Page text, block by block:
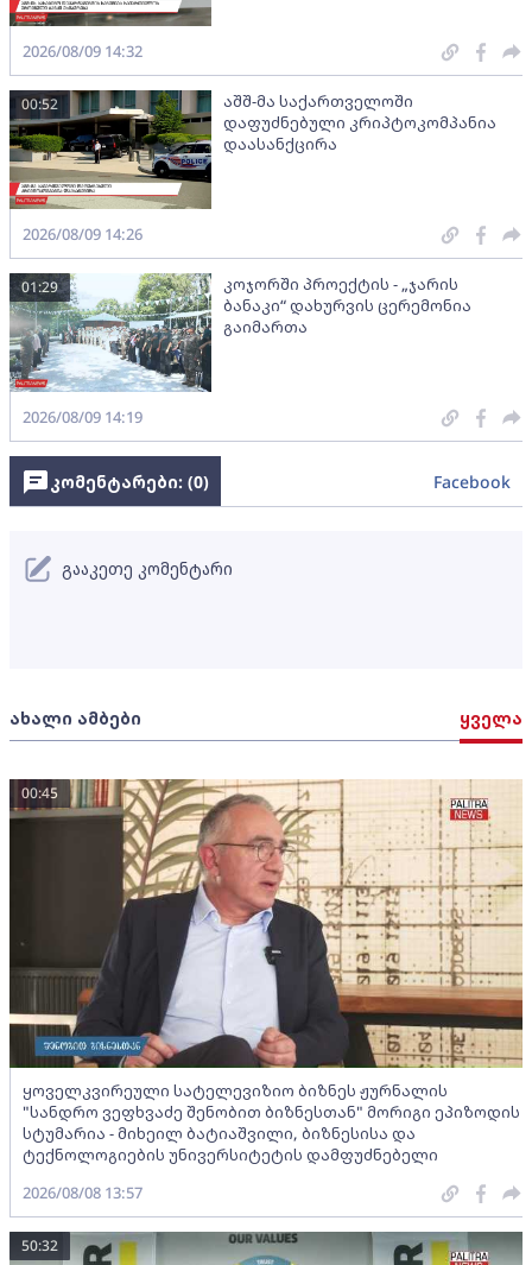
2026/08/09 14:32
აშშ-მა საქართველოში
დაფუძნებული კრიპტოკომპანია
დაასანქცირა
00:52
2026/08/09 14:26
კოჯორში პროექტის - „ჯარის
ბანაკი“ დახურვის ცერემონია
გაიმართა
01:29
2026/08/09 14:19
ახალი ამბები ყველა
ყოველკვირეული სატელევიზიო ბიზნეს ჟურნალის
"სანდრო ვეფხვაძე შენობით ბიზნესთან" მორიგი ეპიზოდის
სტუმარია - მიხეილ ბატიაშვილი, ბიზნესისა და
ტექნოლოგიების უნივერსიტეტის დამფუძნებელი
00:45
2026/08/08 13:57
50:32
კომენტარები: (0) Facebook
გააკეთე კომენტარი